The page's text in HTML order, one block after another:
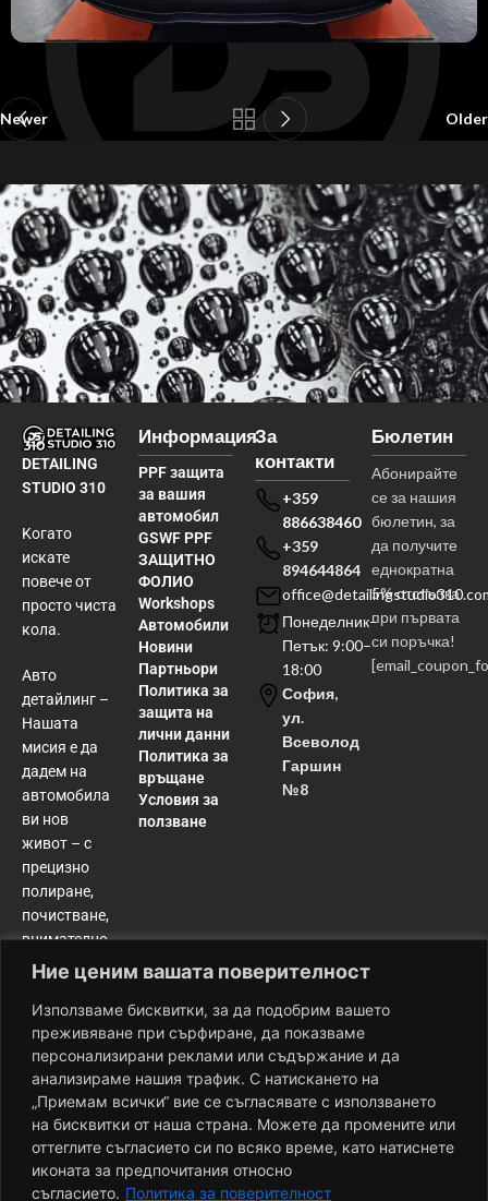
Ние ценим вашата поверителност
Използваме бисквитки, за да подобрим вашето
преживяване при сърфиране, да показваме
персонализирани реклами или съдържание и да
анализираме нашия трафик. С натискането на
„Приемам всички“ вие се съгласявате с използването
на бисквитки от наша страна. Можете да промените или
оттеглите съгласието си по всяко време, като натиснете
иконата за предпочитания относно
съгласието. Политика за поверителност
Newer Older
DETAILING
STUDIO 310
Kогато
искате
повече от
просто чиста
кола.
Авто
детайлинг –
Нашата
мисия е да
дадем на
автомобила
ви нов
живот – с
прецизно
полиране,
почистване,
внимателно
възстановяване
дълготрайна
защита.
Резултатът?
Колата ви
изглежда и
се усеща по-
добре от
деня, в който
Информация
PPF защита
за вашия
автомобил
GSWF PPF
ЗАЩИТНО
ФОЛИО
Workshops
Автомобили
Новини
Партньори
Политика за
защита на
лични данни
Политика за
връщане
Условия за
ползване
За
контакти
+359
886638460
+359
894644864
Понеделник–
Петък: 9:00–
18:00
София,
ул.
Всеволод
Гаршин
№8
Бюлетин
Абонирайте
се за нашия
бюлетин, за
да получите
еднократна
5% отстъпка
при първата
си поръчка!